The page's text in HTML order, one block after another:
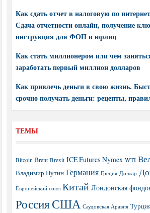
Как сдать отчет в налоговую по
Сдача отчетности онлайн, получение
инструкция для ФОП и юрлиц
Как стать миллионером или чем
заработать первый миллион долларов
Как привлечь деньги в свою жизнь.
срочно получать деньги: рецепты,
ТЕМЫ
Bitcoin Brent Brexit ICE Futures Nymex WTI
Владимир Путин Германия Греция Доллар
Европейский союз Китай Лондонская
РоссияСША Саудовская Аравия